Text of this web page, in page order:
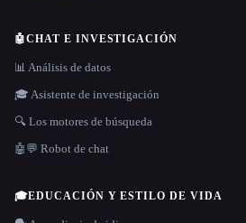
🤖CHAT E INVESTIGACIÓN
📊 Análisis de datos
🎓 Asistente de investigación
🔍 Los motores de búsqueda
🤖💬 Robot de chat
🎓EDUCACIÓN Y ESTILO DE VIDA